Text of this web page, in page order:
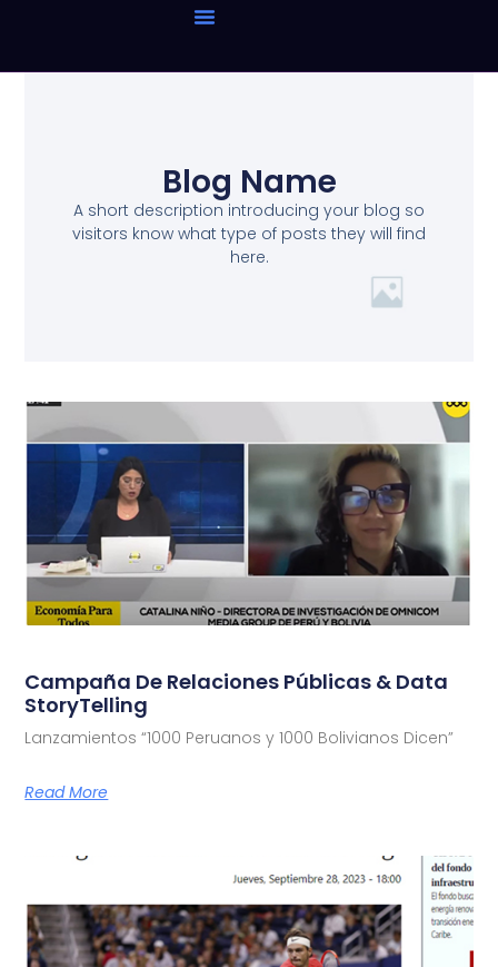
Blog Name
A short description introducing your blog so
visitors know what type of posts they will find
here.
Campaña De Relaciones Públicas & Data
StoryTelling
Lanzamientos “1000 Peruanos y 1000 Bolivianos Dicen”
Read More